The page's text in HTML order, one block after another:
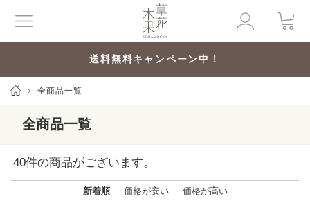
送料無料キャンペーン中！
全商品一覧
全商品一覧
40件の商品がございます。
新着順 価格が安い 価格が高い